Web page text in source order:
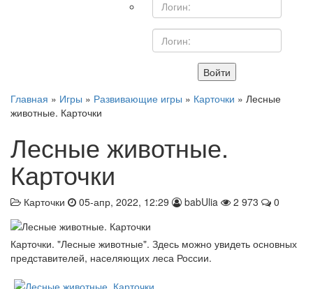
Войти
Главная » Игры » Развивающие игры » Карточки » Лесные
животные. Карточки
Лесные животные.
Карточки
Карточки 05-апр, 2022, 12:29 babUlia 2 973 0
Карточки. "Лесные животные". Здесь можно увидеть основных
представителей, населяющих леса России.